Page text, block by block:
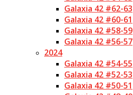
Galaxia 42 #62-63
Galaxia 42 #60-61
Galaxia 42 #58-59
Galaxia 42 #56-57
2024
Galaxia 42 #54-55
Galaxia 42 #52-53
Galaxia 42 #50-51